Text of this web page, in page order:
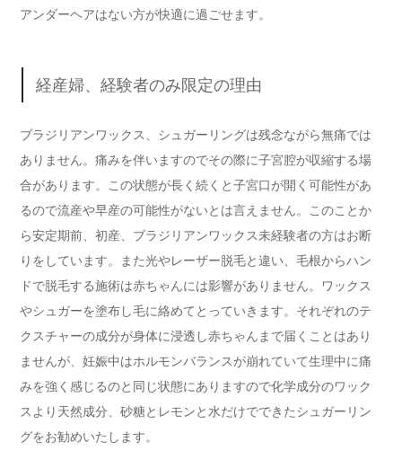
アンダーヘアはない方が快適に過ごせます。
経産婦、経験者のみ限定の理由
ブラジリアンワックス、シュガーリングは残念ながら無痛では
ありません。痛みを伴いますのでその際に子宮腔が収縮する場
合があります。この状態が長く続くと子宮口が開く可能性があ
るので流産や早産の可能性がないとは言えません。このことか
ら安定期前、初産、ブラジリアンワックス未経験者の方はお断
りをしています。また光やレーザー脱毛と違い、毛根からハン
ドで脱毛する施術は赤ちゃんには影響がありません。ワックス
やシュガーを塗布し毛に絡めてとっていきます。それぞれのテ
クスチャーの成分が身体に浸透し赤ちゃんまで届くことはあり
ませんが、妊娠中はホルモンバランスが崩れていて生理中に痛
みを強く感じるのと同じ状態にありますので化学成分のワック
スより天然成分、砂糖とレモンと水だけでできたシュガーリン
グをお勧めいたします。